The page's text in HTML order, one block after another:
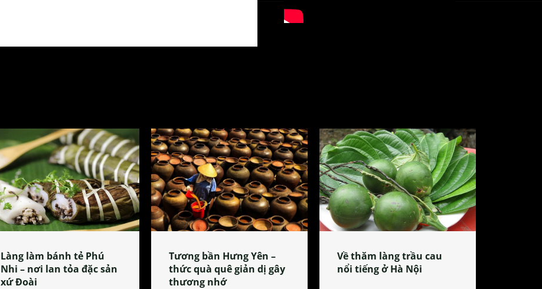
Làng làm bánh tẻ Phú
Nhi – nơi lan tỏa đặc sản
xứ Đoài
Tương bần Hưng Yên –
thức quà quê giản dị gây
thương nhớ
Về thăm làng trầu cau
nổi tiếng ở Hà Nội